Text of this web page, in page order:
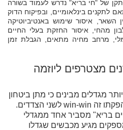
של "חי בריא" נדרש לעמוד בשורה
לתקנים בינלאומיים, ובפיקוח הדוק
השאר, איסור שימוש באנטיביוטיקה
מהחי, איסור החזקת בעלי החיים
מרחב מחיה מתאים, הגבלת זמן
מצטרפים ליוזמה
מגדלים מבינים כי מתן ביטחון
לצרכן לגבי מקור המזון ואופן הפקתו זה win-win לשני הצדדים.
בריא" מסביר אחד ממגדלי
מגיע מכבשים שגדלו